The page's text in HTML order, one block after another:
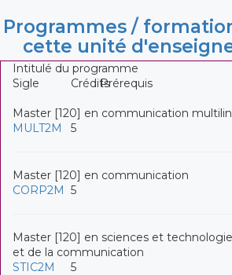
Programmes /
cette unité
Intitulé du programme
Sigle
CréditsPrérequis
Master [120] en communication
MULT2M
5
Master [120] en communication
CORP2M 5
Master [120] en sciences et
et de la communication
STIC2M
5